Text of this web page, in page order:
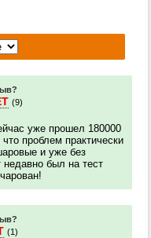
(9)
уже прошел 180000
проблем практически
и уже без
недавно был на тест
(1)